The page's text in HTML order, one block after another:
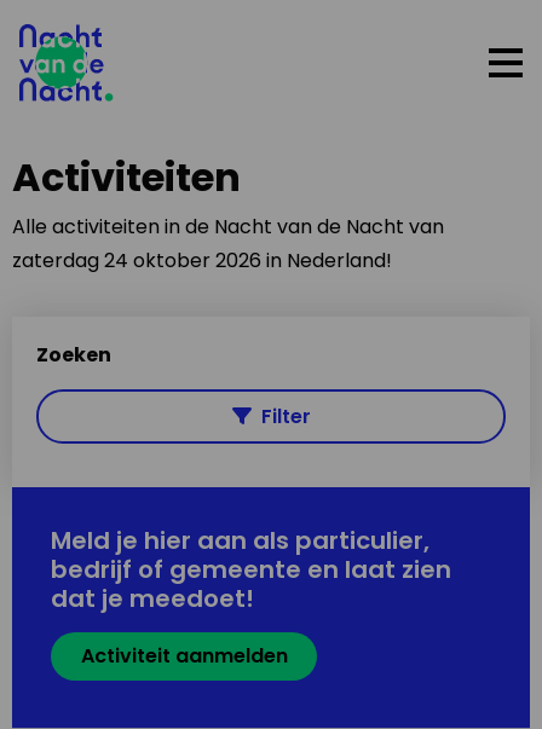
Activiteiten
Alle activiteiten in de Nacht van de Nacht van
zaterdag 24 oktober 2026 in Nederland!
Zoeken
Filter
Meld je hier aan als particulier,
bedrijf of gemeente en laat zien
dat je meedoet!
Activiteit aanmelden